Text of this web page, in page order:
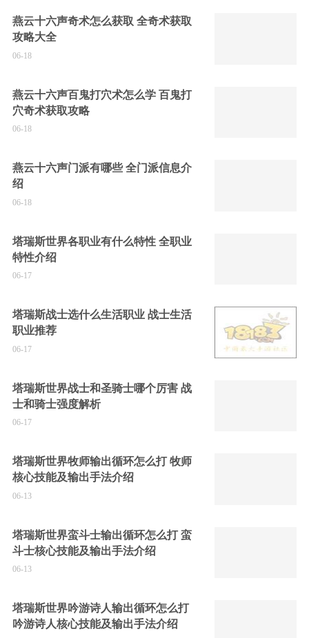
燕云十六声奇术怎么获取 全奇术获取
攻略大全
06-18
燕云十六声百鬼打穴术怎么学 百鬼打
穴奇术获取攻略
06-18
燕云十六声门派有哪些 全门派信息介
绍
06-18
塔瑞斯世界各职业有什么特性 全职业
特性介绍
06-17
塔瑞斯战士选什么生活职业 战士生活
职业推荐
06-17
塔瑞斯世界战士和圣骑士哪个厉害 战
士和骑士强度解析
06-17
塔瑞斯世界牧师输出循环怎么打 牧师
核心技能及输出手法介绍
06-13
塔瑞斯世界蛮斗士输出循环怎么打 蛮
斗士核心技能及输出手法介绍
06-13
塔瑞斯世界吟游诗人输出循环怎么打
吟游诗人核心技能及输出手法介绍